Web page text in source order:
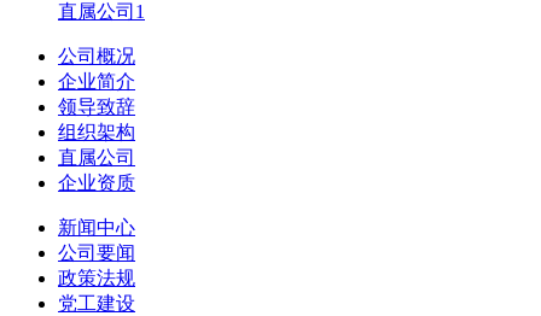
直属公司1
公司概况
企业简介
领导致辞
组织架构
直属公司
企业资质
新闻中心
公司要闻
政策法规
党工建设